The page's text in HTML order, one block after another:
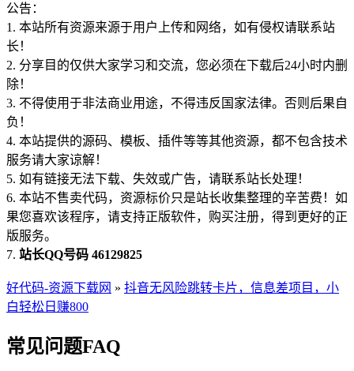
公告：
1. 本站所有资源来源于用户上传和网络，如有侵权请联系站
长！
2. 分享目的仅供大家学习和交流，您必须在下载后24小时内删
除！
3. 不得使用于非法商业用途，不得违反国家法律。否则后果自
负！
4. 本站提供的源码、模板、插件等等其他资源，都不包含技术
服务请大家谅解！
5. 如有链接无法下载、失效或广告，请联系站长处理！
6. 本站不售卖代码，资源标价只是站长收集整理的辛苦费！如
果您喜欢该程序，请支持正版软件，购买注册，得到更好的正
版服务。
7. 站长QQ号码 46129825
好代码-资源下载网 » 抖音无风险跳转卡片，信息差项目，小
白轻松日赚800
常见问题FAQ